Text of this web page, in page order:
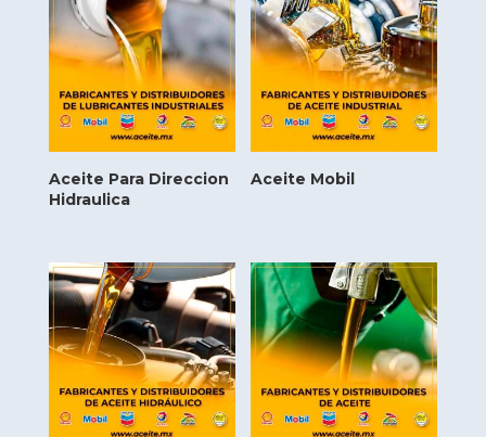
Aceite Para Direccion
Hidraulica
Aceite Mobil